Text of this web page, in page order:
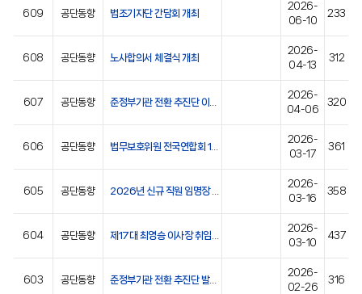
609 공단동향 법조기자단 간담회 개최
2026-
06-10
233
608 공단동향 노사합의서 체결식 개최
2026-
04-13
312
607 공단동향
2026-
04-06
320
606 공단동향
2026-
03-17
361
605 공단동향
2026-
03-16
358
604 공단동향
2026-
03-10
437
603 공단동향 준정부기관 전환 추진단 발대식
2026-
02-26
316